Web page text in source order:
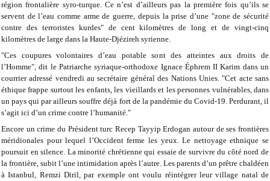
région frontalière syro-turque. Ce n’est d’ailleurs pas la première fois qu’ils se
servent de l’eau comme arme de guerre, depuis la prise d’une "zone de sécurité
contre des terroristes kurdes" de cent kilomètres de long et de vingt-cinq
kilomètres de large dans la Haute-Djézireh syrienne.
"Ces coupures volontaires d’eau potable sont des atteintes aux droits de
l’Homme", dit le Patriarche syriaque-orthodoxe Ignace Éphrem II Karim dans un
courrier adressé vendredi au secrétaire général des Nations Unies. "Cet acte sans
éthique frappe surtout les enfants, les vieillards et les personnes vulnérables, dans
un pays qui par ailleurs souffre déjà fort de la pandémie du Covid-19. Perdurant, il
s’agit ici d’un crime contre l’humanité."
Encore un crime du Président turc Recep Tayyip Erdogan autour de ses frontières
méridionales pour lequel l’Occident ferme les yeux. Le nettoyage ethnique se
poursuit en silence. La minorité chrétienne qui essaie de survivre du côté nord de
la frontière, subit l’une intimidation après l’autre. Les parents d’un prêtre chaldéen
à Istanbul, Remzi Diril, par exemple ont voulu réintégrer leur village natal de